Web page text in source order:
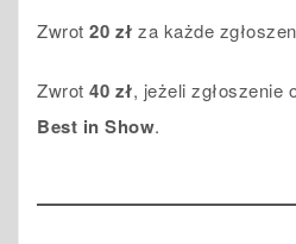
Zwrot 20 zł za każde
Zwrot 40 zł, jeżeli zgłoszenie
Best in Show.